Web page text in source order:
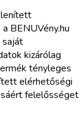
BENUVény.hu
saját
kizárólag
tényleges
elérhetőségi
felelősséget